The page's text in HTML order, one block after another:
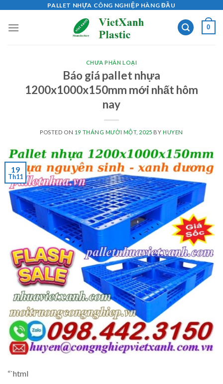
content
PALLET NHỰA CÔNG NGHIỆP HÀNG ĐẦU
0
CHƯA PHÂN LOẠI
Báo giá pallet nhựa
1200x1000x150mm mới nhất hôm
nay
POSTED ON 19 THÁNG MƯỜI MỘT, 2025 BY HUYEN
19
Th11
“`html